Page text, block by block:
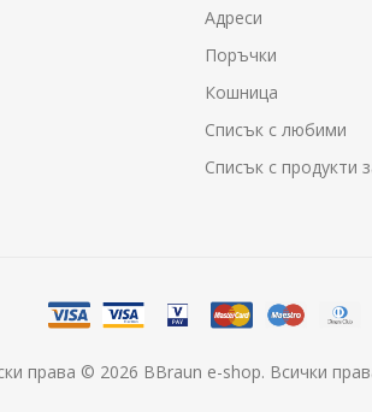
Адреси
Поръчки
Кошница
Списък с любими
Списък с продукти
права © 2026 BBraun e-shop. Всички